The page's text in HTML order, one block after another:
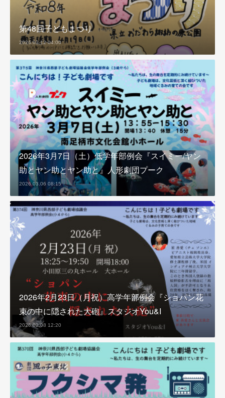
第48回子どもまつり
2026.03.12 04:00
2026年3月7日（土）低学年部例会『スイミー/ヤン
助とヤン助とヤン助と』人形劇団プーク
2026.03.06 08:15
2026年2月23日（月祝）高学年部例会『ショパン花
束の中に隠された大砲』スタジオYou&I
2026.02.08 12:20